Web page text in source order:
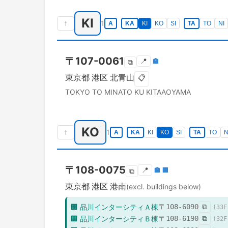
↑ KI 1 A KA KI KO SI TA TO NI
〒 107-0061 ⧉ 📍 🏣
東京都 港区 北青山 📋
TOKYO TO MINATO KU KITAAOYAMA
↑ KO 1 A KA KI KO SI TA TO NI
〒 108-0075 ⧉ 📍 🏣 🏢
東京都 港区 港南(excl. buildings below)
🏢 品川インターシティＡ棟〒 108-6090 ⧉ ( 33
🏢 品川インターシティＢ棟〒 108-6190 ⧉ ( 32